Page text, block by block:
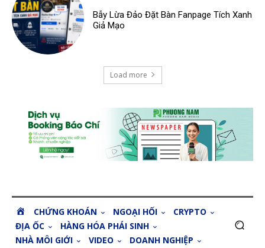
Bẫy Lừa Đảo Đặt Bàn Fanpage Tích Xanh
Giả Mạo
Load more
O
M
CHỨNG KHOÁN NGOẠI HỐI
CRYPTO
ĐỊA ỐC
HÀNG HÓA PHÁI SINH
NHÀ MÔI GIỚI
VIDEO DOANH NGHIỆP